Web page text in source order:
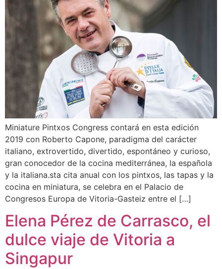
Miniature Pintxos Congress contará en esta edición
2019 con Roberto Capone, paradigma del carácter
italiano, extrovertido, divertido, espontáneo y curioso,
gran conocedor de la cocina mediterránea, la española
y la italiana.sta cita anual con los pintxos, las tapas y la
cocina en miniatura, se celebra en el Palacio de
Congresos Europa de Vitoria-Gasteiz entre el […]
Elena Pérez de Carrasco, el
dulce viaje de Vitoria a
Singapur